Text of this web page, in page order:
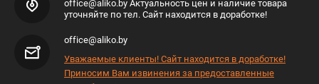
office@aliko.by Актуальность цен и наличие товара
уточняйте по тел. Сайт находится в доработке!
office@aliko.by
Уважаемые клиенты! Сайт находится в доработке!
Приносим Вам извинения за предоставленные